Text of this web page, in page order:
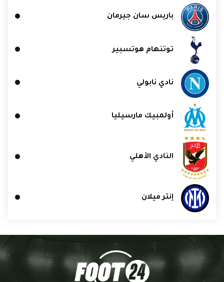
باريس سان جيرمان
توتنهام هوتسبير
نادي نابولي
أولمبيك مارسيليا
النادي الأهلي
إنتر ميلان